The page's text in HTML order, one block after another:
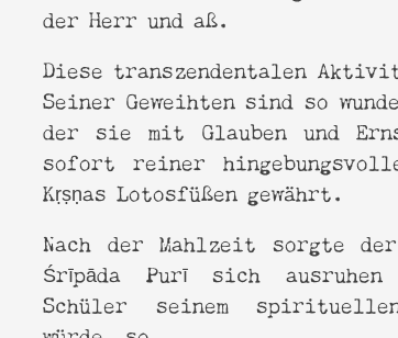
der Herr und aß.
Diese transzendentalen
Seiner Geweihten sind so
der sie mit Glauben und
sofort reiner
Kṛṣṇas Lotosfüßen gewährt.
Nach der Mahlzeit sorgte
Śrīpāda Purī sich
Schüler seinem